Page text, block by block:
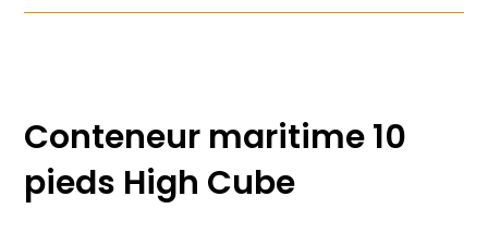
Conteneur maritime 10
pieds High Cube